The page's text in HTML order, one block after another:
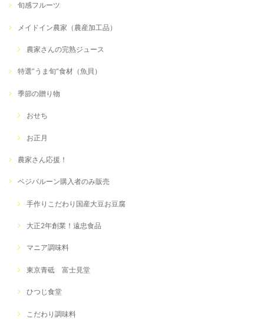
旬感フルーツ
メイドイン農家（農産加工品）
農家さんの完熟ジュース
特選”うま旬”食材（魚貝）
季節の贈り物
おせち
お正月
農家さん応援！
ベジバルーン購入者のみ販売
手作りこだわり国産大豆お豆腐
大正2年創業！遠忠食品
マニア調味料
東京青砥 富士見堂
ひつじ食堂
こだわり調味料